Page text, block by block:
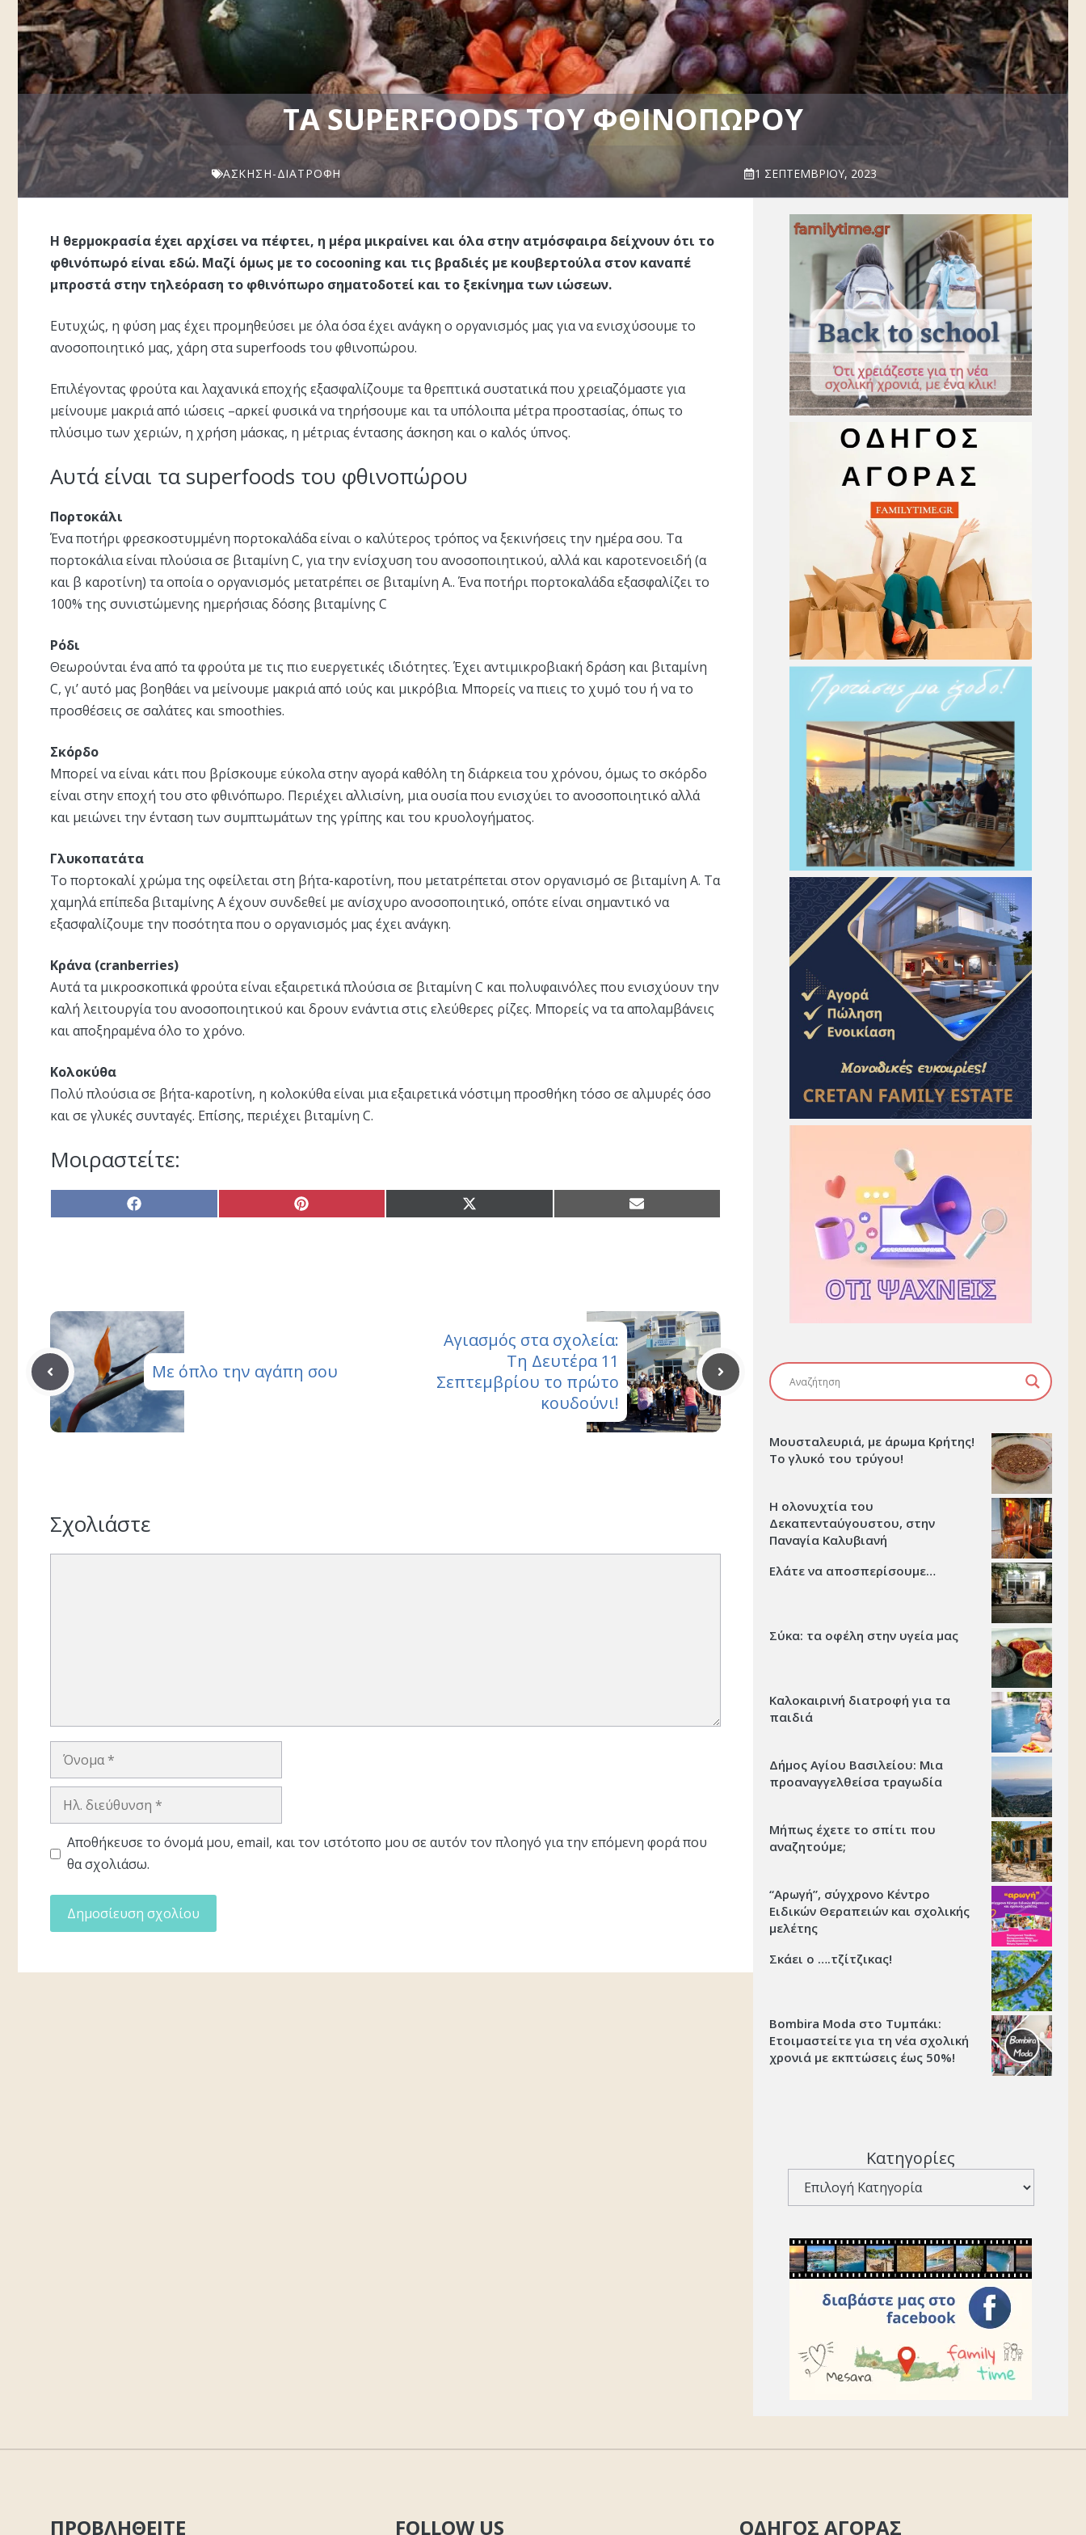
TΑ SUPERFOODS ΤΟΥ ΦΘΙΝΟΠΏΡΟΥ
ΆΣΚΗΣΗ-ΔΙΑΤΡΟΦΉ 1 ΣΕΠΤΕΜΒΡΊΟΥ, 2023
Η θερμοκρασία έχει αρχίσει να πέφτει, η μέρα μικραίνει και όλα στην ατμόσφαιρα δείχνουν ότι το
φθινόπωρό είναι εδώ. Μαζί όμως με το cocooning και τις βραδιές με κουβερτούλα στον καναπέ
μπροστά στην τηλεόραση το φθινόπωρο σηματοδοτεί και το ξεκίνημα των ιώσεων.
Ευτυχώς, η φύση μας έχει προμηθεύσει με όλα όσα έχει ανάγκη ο οργανισμός μας για να ενισχύσουμε το
ανοσοποιητικό μας, χάρη στα superfoods του φθινοπώρου.
Επιλέγοντας φρούτα και λαχανικά εποχής εξασφαλίζουμε τα θρεπτικά συστατικά που χρειαζόμαστε για
μείνουμε μακριά από ιώσεις –αρκεί φυσικά να τηρήσουμε και τα υπόλοιπα μέτρα προστασίας, όπως το
πλύσιμο των χεριών, η χρήση μάσκας, η μέτριας έντασης άσκηση και ο καλός ύπνος.
Αυτά είναι τα superfoods του φθινοπώρου
Πορτοκάλι
Ένα ποτήρι φρεσκοστυμμένη πορτοκαλάδα είναι ο καλύτερος τρόπος να ξεκινήσεις την ημέρα σου. Τα
πορτοκάλια είναι πλούσια σε βιταμίνη C, για την ενίσχυση του ανοσοποιητικού, αλλά και καροτενοειδή (α
και β καροτίνη) τα οποία ο οργανισμός μετατρέπει σε βιταμίνη Α.. Ένα ποτήρι πορτοκαλάδα εξασφαλίζει το
100% της συνιστώμενης ημερήσιας δόσης βιταμίνης C
Ρόδι
Θεωρούνται ένα από τα φρούτα με τις πιο ευεργετικές ιδιότητες. Έχει αντιμικροβιακή δράση και βιταμίνη
C, γι’ αυτό μας βοηθάει να μείνουμε μακριά από ιούς και μικρόβια. Μπορείς να πιεις το χυμό του ή να το
προσθέσεις σε σαλάτες και smoothies.
Σκόρδο
Μπορεί να είναι κάτι που βρίσκουμε εύκολα στην αγορά καθόλη τη διάρκεια του χρόνου, όμως το σκόρδο
είναι στην εποχή του στο φθινόπωρο. Περιέχει αλλισίνη, μια ουσία που ενισχύει το ανοσοποιητικό αλλά
και μειώνει την ένταση των συμπτωμάτων της γρίπης και του κρυολογήματος.
Γλυκοπατάτα
Το πορτοκαλί χρώμα της οφείλεται στη βήτα-καροτίνη, που μετατρέπεται στον οργανισμό σε βιταμίνη Α. Τα
χαμηλά επίπεδα βιταμίνης Α έχουν συνδεθεί με ανίσχυρο ανοσοποιητικό, οπότε είναι σημαντικό να
εξασφαλίζουμε την ποσότητα που ο οργανισμός μας έχει ανάγκη.
Κράνα (cranberries)
Αυτά τα μικροσκοπικά φρούτα είναι εξαιρετικά πλούσια σε βιταμίνη C και πολυφαινόλες που ενισχύουν την
καλή λειτουργία του ανοσοποιητικού και δρουν ενάντια στις ελεύθερες ρίζες. Μπορείς να τα απολαμβάνεις
και αποξηραμένα όλο το χρόνο.
Κολοκύθα
Πολύ πλούσια σε βήτα-καροτίνη, η κολοκύθα είναι μια εξαιρετικά νόστιμη προσθήκη τόσο σε αλμυρές όσο
και σε γλυκές συνταγές. Επίσης, περιέχει βιταμίνη C.
Μοιραστείτε:
Share
on
Share
on
Share
on
Share
on
Με όπλο την αγάπη σου
Αγιασμός στα σχολεία:
Τη Δευτέρα 11
Σεπτεμβρίου το πρώτο
κουδούνι!
Σχολιάστε
Όνομα
Ηλ.
Αποθήκευσε το όνομά μου, email, και τον ιστότοπο μου σε αυτόν τον πλοηγό για την επόμενη φορά που
θα σχολιάσω.
Μουσταλευριά, με άρωμα Κρήτης!
Το γλυκό του τρύγου!
Η ολονυχτία του
Δεκαπενταύγουστου, στην
Παναγία Καλυβιανή
Ελάτε να αποσπερίσουμε…
Σύκα: τα οφέλη στην υγεία μας
Καλοκαιρινή διατροφή για τα
παιδιά
Δήμος Αγίου Βασιλείου: Μια
προαναγγελθείσα τραγωδία
Μήπως έχετε το σπίτι που
αναζητούμε;
“Αρωγή”, σύγχρονο Κέντρο
Ειδικών Θεραπειών και σχολικής
μελέτης
Σκάει ο ….τζίτζικας!
Bombira Moda στο Τυμπάκι:
Ετοιμαστείτε για τη νέα σχολική
χρονιά με εκπτώσεις έως 50%!
Κατηγορίες
ΠΡΟΒΛΗΘΕΙΤΕ FOLLOW US ΟΔΗΓΟΣ ΑΓΟΡΑΣ